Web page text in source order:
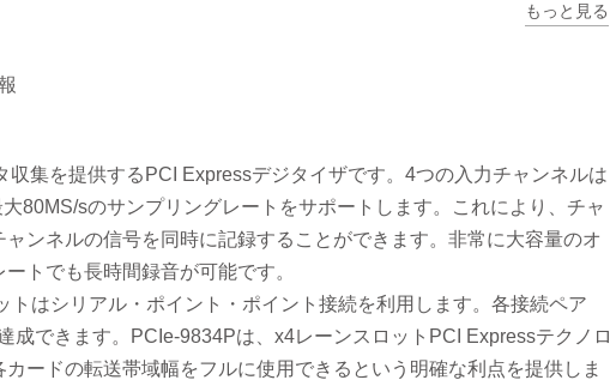
プログラム可能な入力電圧範囲：±0.5V、±1V、±5V、±10Vもっと見る
集を提供するPCI Expressデジタイザです。4つの入力チャンネルは
80MS/sのサンプリングレートをサポートします。これにより、チャ
ンネルの信号を同時に記録することができます。非常に大容量のオ
トでも長時間録音が可能です。
はシリアル・ポイント・ポイント接続を利用します。各接続ペア
成できます。PCIe-9834Pは、x4レーンスロットPCI Expressテクノロ
ードの転送帯域幅をフルに使用できるという明確な利点を提供しま